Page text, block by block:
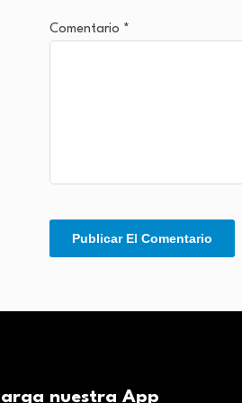
Comentario *
nuestra App